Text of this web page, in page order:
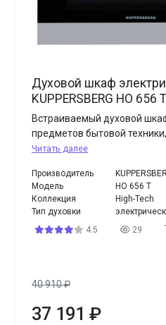
Духовой шкаф
KUPPERSBERG HO 656 T
Встраиваемый духовой
предметов бытовой
Читать далее
Производитель
Модель
HO 656 T
Коллекция
High-Tech
Тип духовки
4.5
29
40 910₽
37 191 ₽